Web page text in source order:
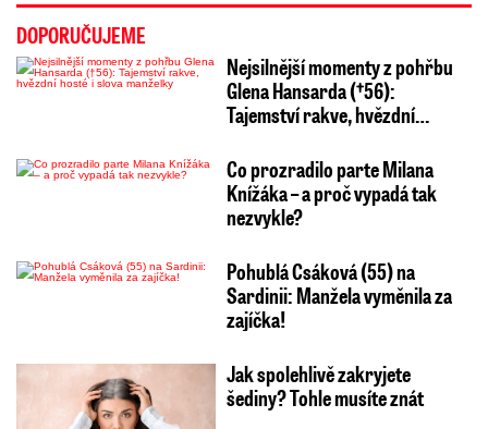
DOPORUČUJEME
Nejsilnější momenty z pohřbu
Glena Hansarda (†56):
Tajemství rakve, hvězdní…
Co prozradilo parte Milana
Knížáka – a proč vypadá tak
nezvykle?
Pohublá Csáková (55) na
Sardinii: Manžela vyměnila za
zajíčka!
Jak spolehlivě zakryjete
šediny? Tohle musíte znát